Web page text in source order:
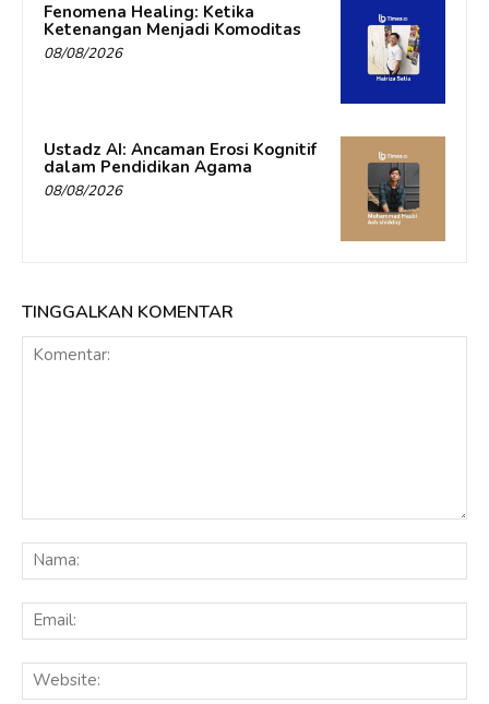
Fenomena Healing: Ketika
Ketenangan Menjadi Komoditas
08/08/2026
Ustadz AI: Ancaman Erosi Kognitif
dalam Pendidikan Agama
08/08/2026
TINGGALKAN KOMENTAR